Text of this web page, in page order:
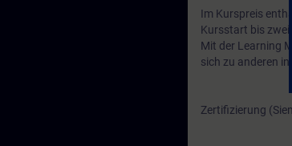
Im Kurspreis
Kursstart bis zwei
Mit der Learning
sich zu anderen
Zertifizierung